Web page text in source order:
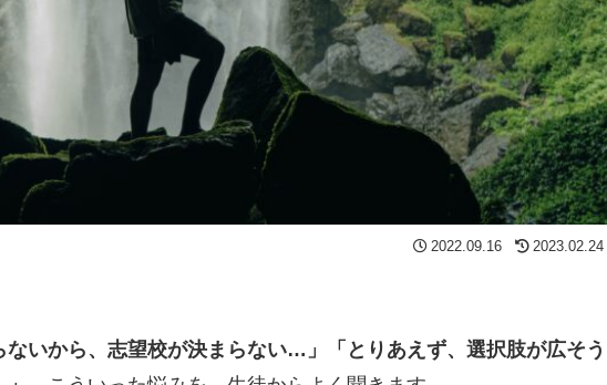
2022.09.16 2023.02.24
ないから、志望校が決まらない…」「とりあえず、選択肢が広そう